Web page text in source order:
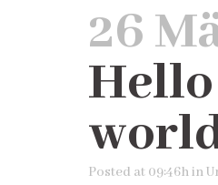
26
Hello
Posted at 09:46hin